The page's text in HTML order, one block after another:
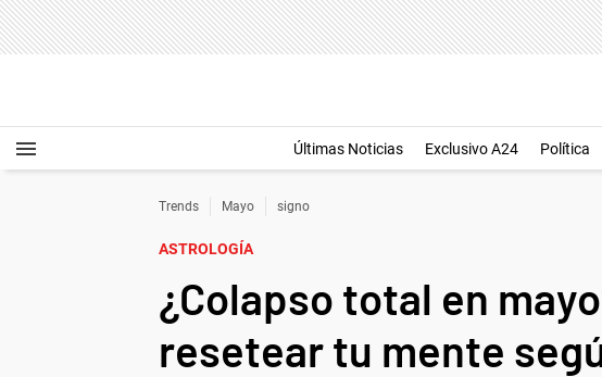
Últimas Noticias Exclusivo A24 Política
Trends Mayo signo
ASTROLOGÍA
¿Colapso total en
resetear tu mente